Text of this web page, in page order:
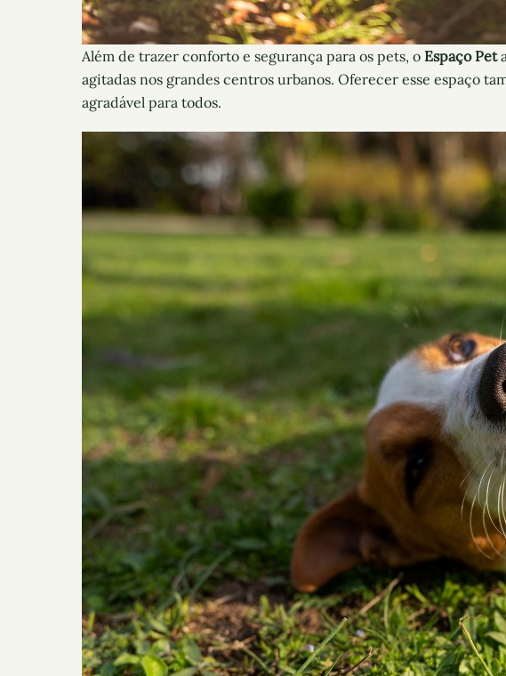
Além de trazer conforto e segurança para os pets, o Espaço Pet
agitadas nos grandes centros urbanos. Oferecer esse espaço
agradável para todos.